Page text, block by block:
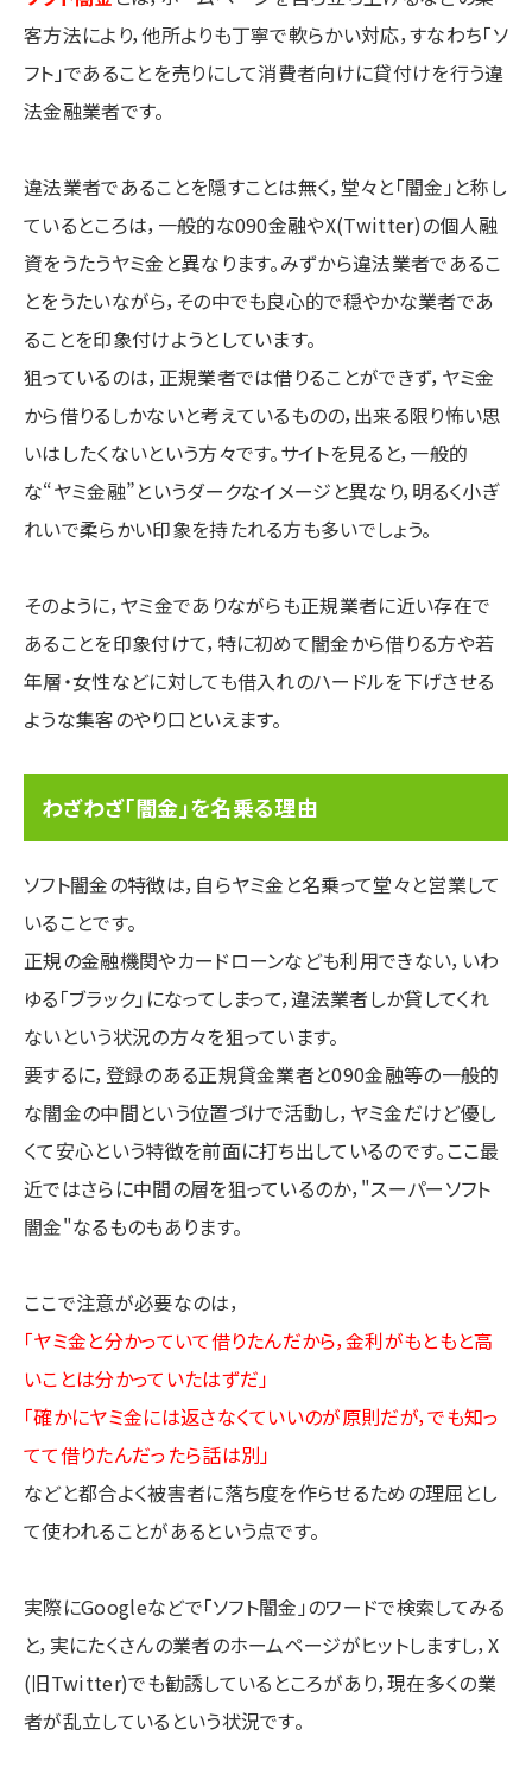
客方法により，他所よりも丁寧で軟らかい対応，すなわち「ソ
フト」であることを売りにして消費者向けに貸付けを行う違
法金融業者です。
違法業者であることを隠すことは無く，堂々と「闇金」と称し
ているところは，一般的な090金融やX(Twitter)の個人融
資をうたうヤミ金と異なります。みずから違法業者であるこ
とをうたいながら，その中でも良心的で穏やかな業者であ
ることを印象付けようとしています。
狙っているのは，正規業者では借りることができず，ヤミ金
から借りるしかないと考えているものの，出来る限り怖い思
いはしたくないという方々です。サイトを見ると，一般的
な“ヤミ金融”というダークなイメージと異なり，明るく小ぎ
れいで柔らかい印象を持たれる方も多いでしょう。
そのように，ヤミ金でありながらも正規業者に近い存在で
あることを印象付けて，特に初めて闇金から借りる方や若
年層・女性などに対しても借入れのハードルを下げさせる
ような集客のやり口といえます。
わざわざ「闇金」を名乗る理由
ソフト闇金の特徴は，自らヤミ金と名乗って堂々と営業して
いることです。
正規の金融機関やカードローンなども利用できない，いわ
ゆる「ブラック」になってしまって，違法業者しか貸してくれ
ないという状況の方々を狙っています。
要するに，登録のある正規貸金業者と090金融等の一般的
な闇金の中間という位置づけで活動し，ヤミ金だけど優し
くて安心という特徴を前面に打ち出しているのです。ここ最
近ではさらに中間の層を狙っているのか，"スーパーソフト
闇金"なるものもあります。
ここで注意が必要なのは，
「ヤミ金と分かっていて借りたんだから，金利がもともと高
いことは分かっていたはずだ」
「確かにヤミ金には返さなくていいのが原則だが，でも知っ
てて借りたんだったら話は別」
などと都合よく被害者に落ち度を作らせるための理屈とし
て使われることがあるという点です。
実際にGoogleなどで「ソフト闇金」のワードで検索してみる
と，実にたくさんの業者のホームページがヒットしますし，X
(旧Twitter)でも勧誘しているところがあり，現在多くの業
者が乱立しているという状況です。